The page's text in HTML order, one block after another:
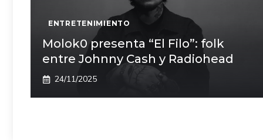
ENTRETENIMIENTO
Molok0 presenta “El Filo”: folk
entre Johnny Cash y Radiohead
24/11/2025